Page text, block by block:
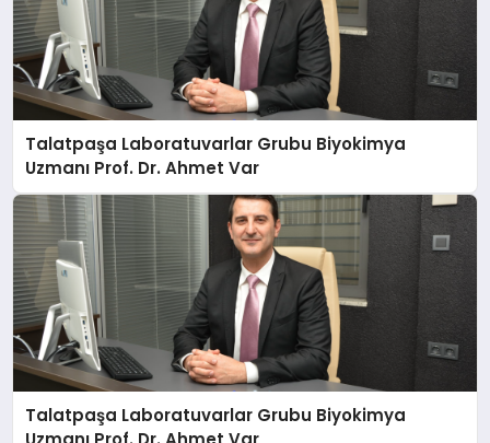
Talatpaşa Laboratuvarlar Grubu Biyokimya
Uzmanı Prof. Dr. Ahmet Var
Talatpaşa Laboratuvarlar Grubu Biyokimya